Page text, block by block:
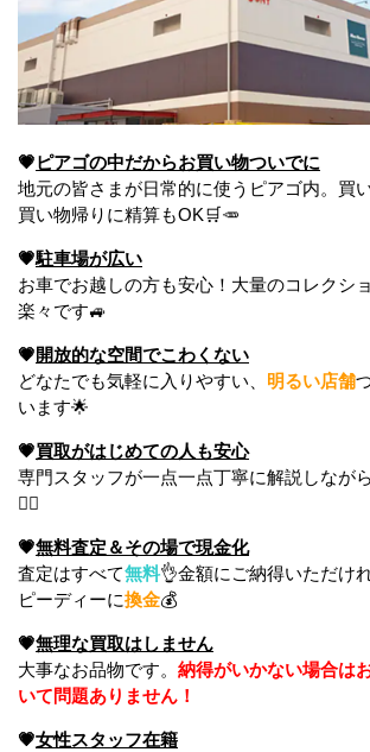
💗ピアゴの中だからお買い物ついでに
地元の皆さまが日常的に使うピアゴ内。買
買い物帰りに精算もOK🛒🥕
💗駐車場が広い
お車でお越しの方も安心！大量のコレクシ
楽々です🚙
💗開放的な空間でこわくない
どなたでも気軽に入りやすい、 明るい店舗
います🌟
💗買取がはじめての人も安心
専門スタッフが一点一点丁寧に解説しなが
🙇‍♀️
💗無料査定＆その場で現金化
査定はすべて無料👌金額にご納得いただけ
ピーディーに換金💰
💗無理な買取はしません
大事なお品物です。 納得がいかない場合は
いて問題ありません！
💗女性スタッフ在籍